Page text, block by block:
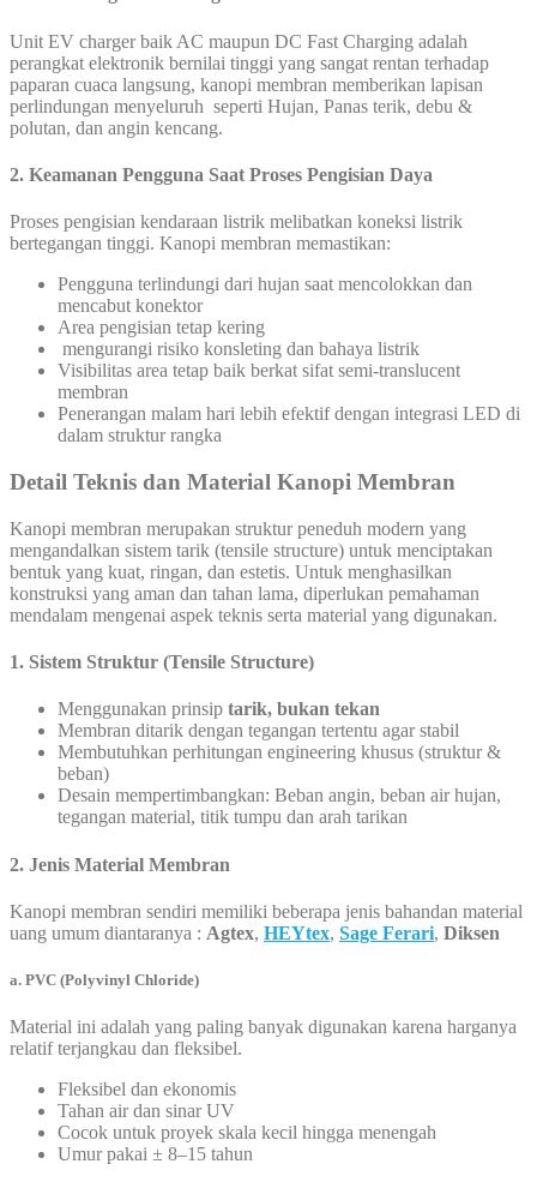
Unit EV charger baik AC maupun DC Fast Charging adalah
perangkat elektronik bernilai tinggi yang sangat rentan terhadap
paparan cuaca langsung, kanopi membran memberikan lapisan
perlindungan menyeluruh seperti Hujan, Panas terik, debu &
polutan, dan angin kencang.
2. Keamanan Pengguna Saat Proses Pengisian Daya
Proses pengisian kendaraan listrik melibatkan koneksi listrik
bertegangan tinggi. Kanopi membran memastikan:
Pengguna terlindungi dari hujan saat mencolokkan dan
mencabut konektor
Area pengisian tetap kering
mengurangi risiko konsleting dan bahaya listrik
Visibilitas area tetap baik berkat sifat semi-translucent
membran
Penerangan malam hari lebih efektif dengan integrasi LED di
dalam struktur rangka
Detail Teknis dan Material Kanopi Membran
Kanopi membran merupakan struktur peneduh modern yang
mengandalkan sistem tarik (tensile structure) untuk menciptakan
bentuk yang kuat, ringan, dan estetis. Untuk menghasilkan
konstruksi yang aman dan tahan lama, diperlukan pemahaman
mendalam mengenai aspek teknis serta material yang digunakan.
1. Sistem Struktur (Tensile Structure)
Menggunakan prinsip tarik, bukan tekan
Membran ditarik dengan tegangan tertentu agar stabil
Membutuhkan perhitungan engineering khusus (struktur &
beban)
Desain mempertimbangkan: Beban angin, beban air hujan,
tegangan material, titik tumpu dan arah tarikan
2. Jenis Material Membran
Kanopi membran sendiri memiliki beberapa jenis bahandan material
uang umum diantaranya : Agtex, HEYtex, Sage Ferari, Diksen
a. PVC (Polyvinyl Chloride)
Material ini adalah yang paling banyak digunakan karena harganya
relatif terjangkau dan fleksibel.
Fleksibel dan ekonomis
Tahan air dan sinar UV
Cocok untuk proyek skala kecil hingga menengah
Umur pakai ± 8–15 tahun